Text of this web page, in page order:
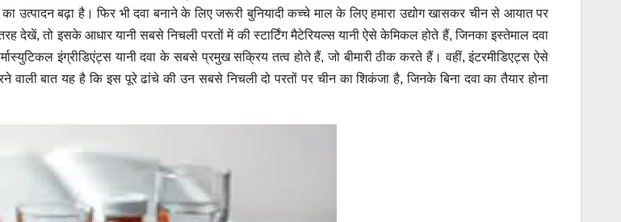
बढ़ा है। फिर भी दवा बनाने के लिए जरूरी बुनियादी कच्चे माल के लिए हमारा उद्योग खासकर चीन से आयात पर
देखें, तो इसके आधार यानी सबसे निचली परतों में की स्टार्टिंग मैटेरियल्स यानी ऐसे केमिकल होते हैं, जिनका इस्तेमाल दवा
इंग्रीडिएंट्स यानी दवा के सबसे प्रमुख सक्रिय तत्व होते हैं, जो बीमारी ठीक करते हैं। वहीं, इंटरमीडिएट्स ऐसे
बात यह है कि इस पूरे ढांचे की उन सबसे निचली दो परतों पर चीन का शिकंजा है, जिनके बिना दवा का तैयार होना